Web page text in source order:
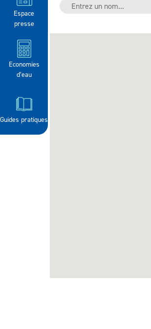
Espace
presse
Economies
d’eau
Guides pratiques